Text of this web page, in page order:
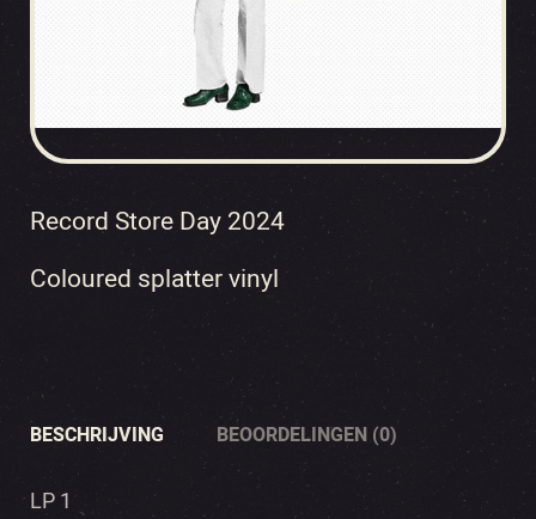
Record Store Day 2024
Coloured splatter vinyl
BESCHRIJVING BEOORDELINGEN (0)
LP 1